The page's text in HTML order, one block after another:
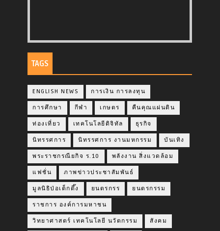
TAGS
ENGLISH NEWS การเงิน การลงทุน
การศึกษา กีฬา เกษตร คืนคุณแผ่นดิน
ท่องเที่ยว เทคโนโลยีดิจิทัล ธุรกิจ
นิทรรศการ นิทรรศการ งานมหกรรม บันเทิง
พระราชกรณียกิจ ร.10 พลังงาน สิ่งแวดล้อม
แฟชั่น ภาพข่าวประชาสัมพันธ์
มูลนิธิป่อเต็กตึ๊ง ยนตรกรร ยนตรกรรม
ราชการ องค์การมหาชน
วิทยาศาสตร์ เทคโนโลยี นวัตกรรม สังคม